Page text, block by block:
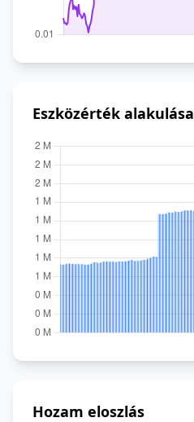
Eszközérték alakulása
Hozam eloszlás